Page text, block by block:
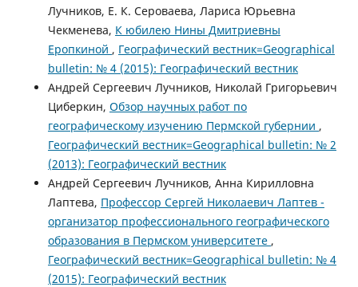
Лучников, Е. К. Сероваева, Лариса Юрьевна
Чекменева, К юбилею Нины Дмитриевны
Еропкиной , Географический вестник=Geographical
bulletin: № 4 (2015): Географический вестник
Андрей Сергеевич Лучников, Николай Григорьевич
Циберкин, Обзор научных работ по
географическому изучению Пермской губернии ,
Географический вестник=Geographical bulletin: № 2
(2013): Географический вестник
Андрей Сергеевич Лучников, Анна Кирилловна
Лаптева, Профессор Сергей Николаевич Лаптев -
организатор профессионального географического
образования в Пермском университете ,
Географический вестник=Geographical bulletin: № 4
(2015): Географический вестник